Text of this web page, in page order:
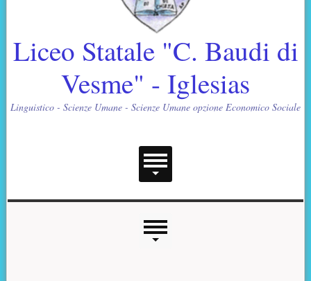
Liceo Statale "C. Baudi di
Vesme" - Iglesias
Linguistico - Scienze Umane - Scienze Umane opzione Economico Sociale
Menu principale
Menu laterale